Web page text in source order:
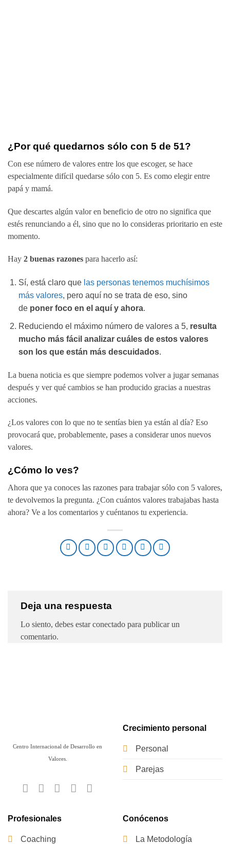
¿Por qué quedarnos sólo con 5 de 51?
Con ese número de valores entre los que escoger, se hace
especialmente difícil quedarse sólo con 5. Es como elegir entre
papá y mamá.
Que descartes algún valor en beneficio de otro no significa que
estés renunciando a él, sino que no lo consideras prioritario en este
momento.
Hay 2 buenas razones para hacerlo así:
Sí, está claro que las personas tenemos muchísimos
más valores, pero aquí no se trata de eso, sino
de poner foco en el aquí y ahora.
Reduciendo el máximo número de valores a 5, resulta
mucho más fácil analizar cuáles de estos valores
son los que están más descuidados.
La buena noticia es que siempre podemos volver a jugar semanas
después y ver qué cambios se han producido gracias a nuestras
acciones.
¿Los valores con lo que no te sentías bien ya están al día? Eso
provocará que, probablemente, pases a considerar unos nuevos
valores.
¿Cómo lo ves?
Ahora que ya conoces las razones para trabajar sólo con 5 valores,
te devolvemos la pregunta. ¿Con cuántos valores trabajabas hasta
ahora? Ve a los comentarios y cuéntanos tu experiencia.
Deja una respuesta
Lo siento, debes estarconectado para publicar un
comentario.
Centro Internacional de Desarrollo en
Valores.
Crecimiento personal
Personal
Parejas
Profesionales
Coaching
Conócenos
La Metodología